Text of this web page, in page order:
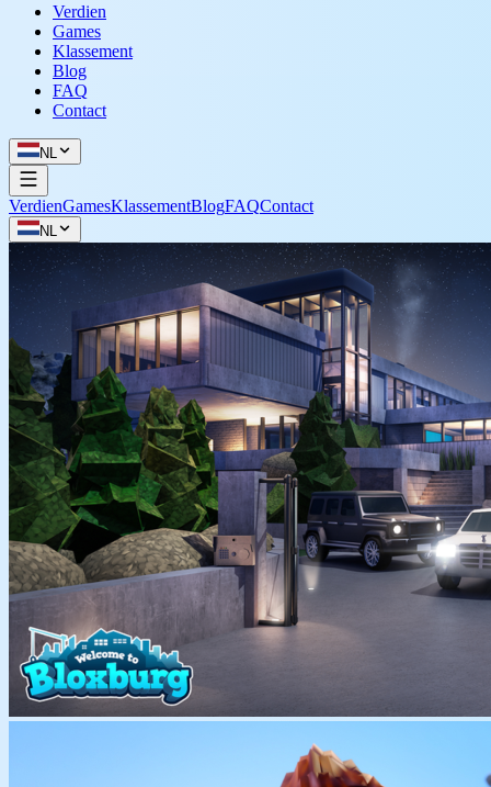
Verdien
Games
Klassement
Blog
FAQ
Contact
NL
VerdienGamesKlassementBlogFAQContact
NL